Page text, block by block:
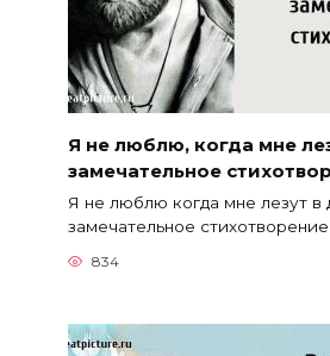
Я не люблю, когда мне
замечательное
Я не люблю когда мне лезут в
замечательное
834